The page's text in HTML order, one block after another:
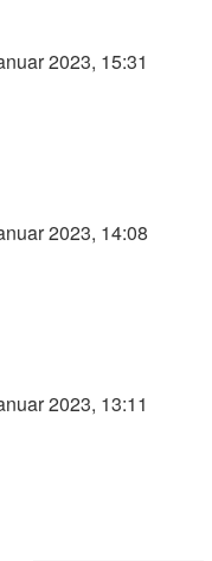
2023, 15:31
2023, 14:08
2023, 13:11